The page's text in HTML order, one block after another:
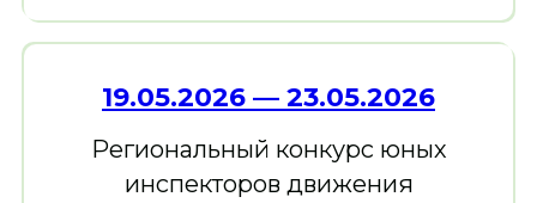
19.05.2026 — 23.05.2026
Региональный конкурс юных
инспекторов движения